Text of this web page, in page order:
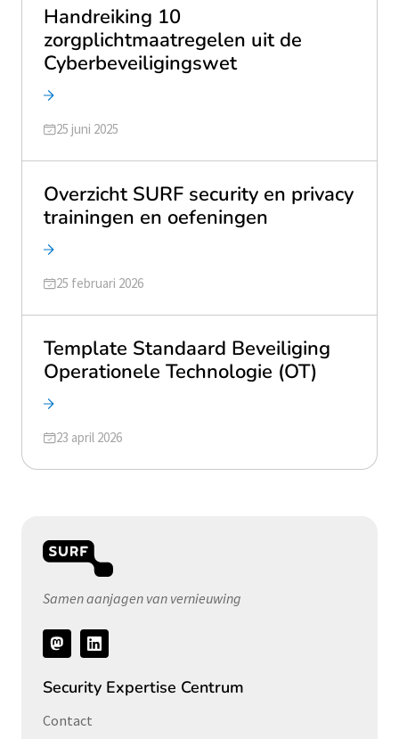
Handreiking 10
zorgplichtmaatregelen uit de
Cyberbeveiligingswet
Geüpdatet op
25 juni 2025
Overzicht SURF security en privacy
trainingen en oefeningen
Geüpdatet op
25 februari 2026
Template Standaard Beveiliging
Operationele Technologie (OT)
Geüpdatet op
23 april 2026
Samen aanjagen van vernieuwing
Volg
ons
Security Expertise Centrum
Contact